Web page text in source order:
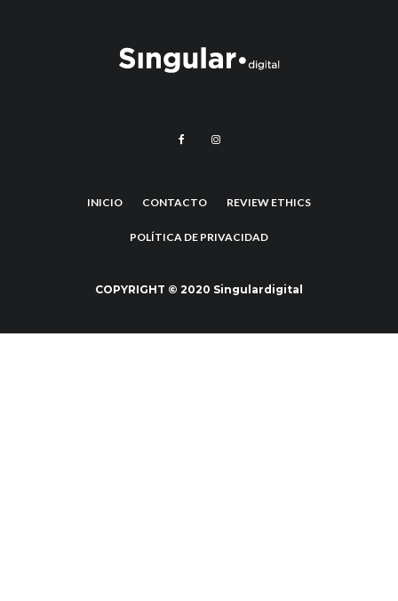
INICIO CONTACTO REVIEW ETHICS
POLÍTICA DE PRIVACIDAD
COPYRIGHT © 2020 Singulardigital